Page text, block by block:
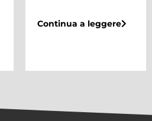
Continua a leggere